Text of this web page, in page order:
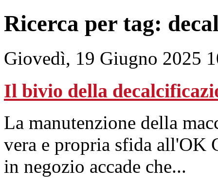
Ricerca per tag:
Giovedì, 19 Giugno 2025
Il bivio della
La manutenzione della
vera e propria sfida all'OK
in negozio accade che...